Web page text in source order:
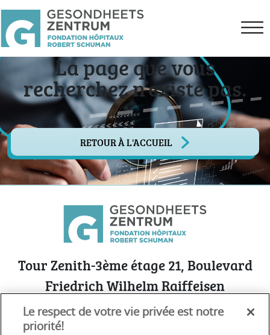
La page que vous
recherchez n’existe pas.
RETOUR À L'ACCUEIL
Tour Zenith-3ème étage 21, Boulevard
Friedrich Wilhelm Raiffeisen
L-2411 Luxembourg - Cloche d’Or
Le respect de votre vie privée est notre
priorité!